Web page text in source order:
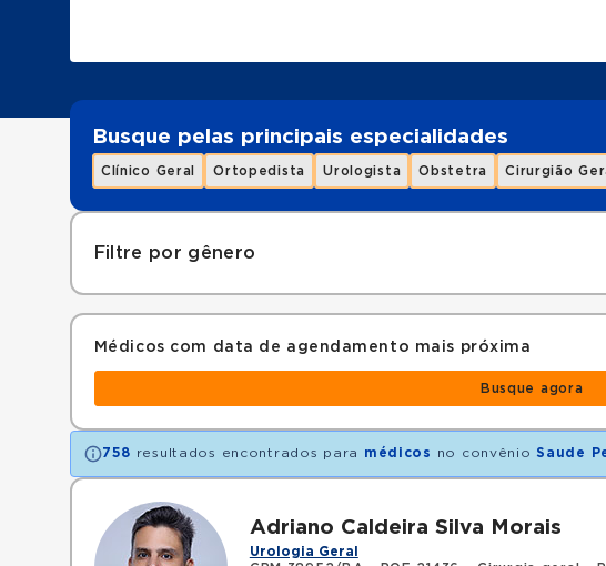
Busque pelas principais especialidades
Clínico Geral Ortopedista Urologista Obstetra Cirurgião
Filtre por gênero
Médicos com data de agendamento mais próxima
Busque agora
758 resultados encontrados para médicos no convênio Saude
Adriano Caldeira Silva Morais
Urologia Geral